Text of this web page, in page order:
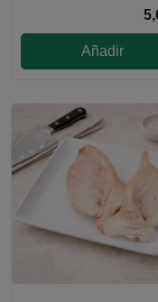
Añadir